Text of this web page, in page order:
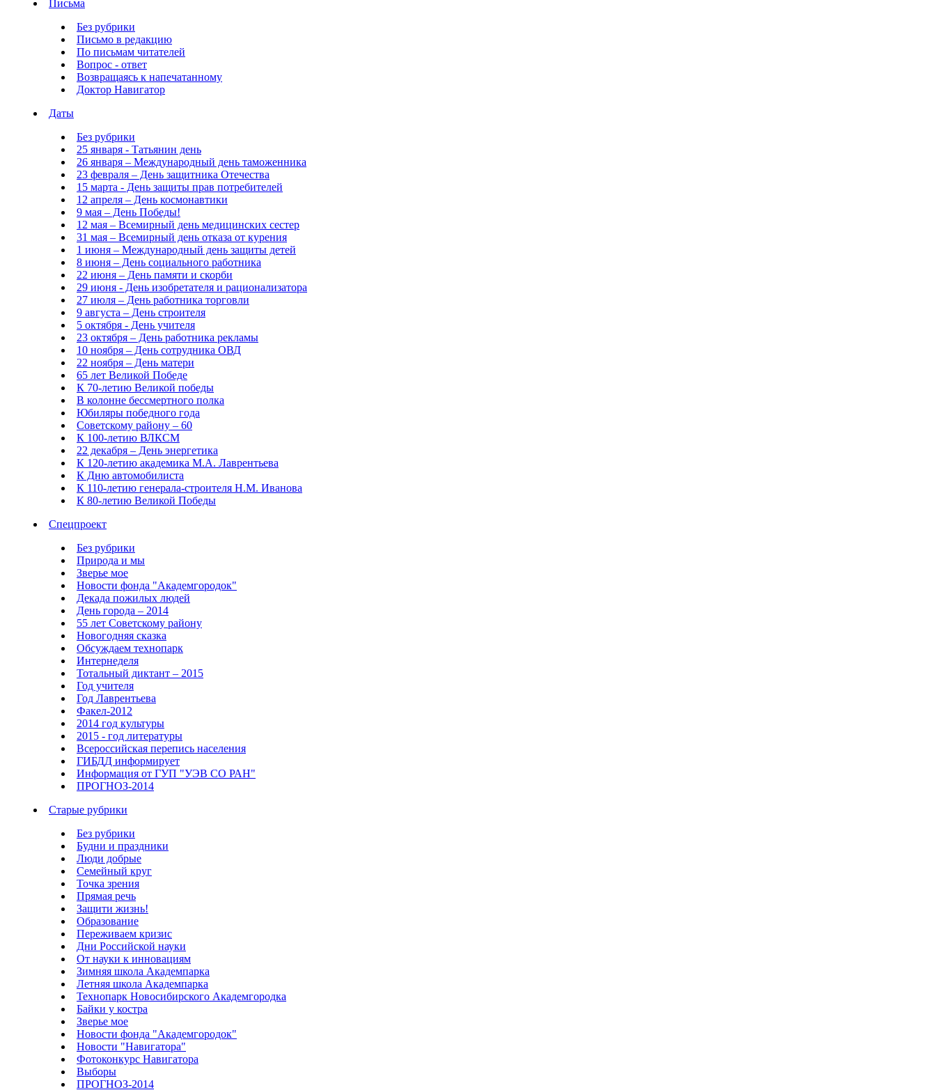
Письма
Без рубрики
Письмо в редакцию
По письмам читателей
Вопрос - ответ
Возвращаясь к напечатанному
Доктор Навигатор
Даты
Без рубрики
25 января - Татьянин день
26 января – Международный день таможенника
23 февраля – День защитника Отечества
15 марта - День защиты прав потребителей
12 апреля – День космонавтики
9 мая – День Победы!
12 мая – Всемирный день медицинских сестер
31 мая – Всемирный день отказа от курения
1 июня – Международный день защиты детей
8 июня – День социального работника
22 июня – День памяти и скорби
29 июня - День изобретателя и рационализатора
27 июля – День работника торговли
9 августа – День строителя
5 октября - День учителя
23 октября – День работника рекламы
10 ноября – День сотрудника ОВД
22 ноября – День матери
65 лет Великой Победе
К 70-летию Великой победы
В колонне бессмертного полка
Юбиляры победного года
Советскому району – 60
К 100-летию ВЛКСМ
22 декабря – День энергетика
К 120-летию академика М.А. Лаврентьева
К Дню автомобилиста
К 110-летию генерала-строителя Н.М. Иванова
К 80-летию Великой Победы
Спецпроект
Без рубрики
Природа и мы
Зверье мое
Новости фонда "Академгородок"
Декада пожилых людей
День города – 2014
55 лет Советскому району
Новогодняя сказка
Обсуждаем технопарк
Интернеделя
Тотальный диктант – 2015
Год учителя
Год Лаврентьева
Факел-2012
2014 год культуры
2015 - год литературы
Всероссийская перепись населения
ГИБДД информирует
Информация от ГУП "УЭВ СО РАН"
ПРОГНОЗ-2014
Старые рубрики
Без рубрики
Будни и праздники
Люди добрые
Семейный круг
Точка зрения
Прямая речь
Защити жизнь!
Образование
Переживаем кризис
Дни Российской науки
От науки к инновациям
Зимняя школа Академпарка
Летняя школа Академпарка
Технопарк Новосибирского Академгородка
Байки у костра
Зверье мое
Новости фонда "Академгородок"
Новости "Навигатора"
Фотоконкурс Навигатора
Выборы
ПРОГНОЗ-2014